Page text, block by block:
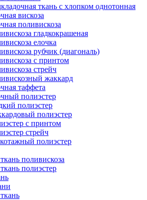
ткань с хлопком однотонная
вискоза
поливискоза
гладкокрашеная
елочка
рубчик (диагональ)
с принтом
стрейч
жаккард
таффета
полиэстер
полиэстер
полиэстер
с принтом
стрейч
полиэстер
поливискоза
полиэстер